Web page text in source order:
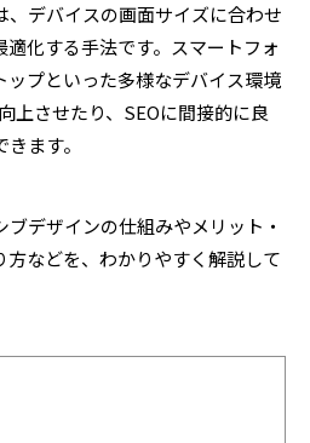
、デバイスの画面サイズに合わせ
化する手法です。スマートフォ
ップといった多様なデバイス環境
上させたり、SEOに間接的に良
ます。
デザインの仕組みやメリット・
方などを、わかりやすく解説して